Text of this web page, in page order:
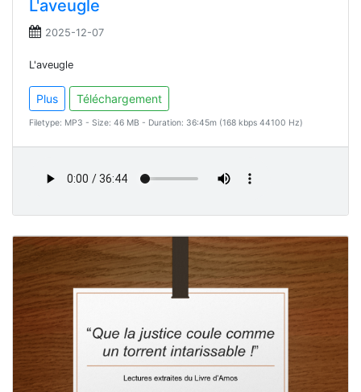
L'aveugle
2025-12-07
L'aveugle
Plus Téléchargement
Filetype: MP3 - Size: 46 MB - Duration: 36:45m (168 kbps 44100 Hz)